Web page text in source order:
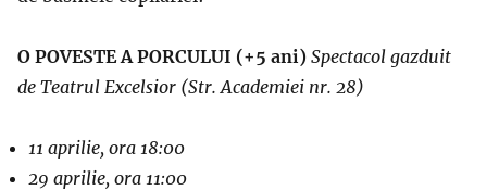
O POVESTE A PORCULUI (+5 ani) Spectacol gazduit
de Teatrul Excelsior (Str. Academiei nr. 28)
11 aprilie, ora 18:00
29 aprilie, ora 11:00